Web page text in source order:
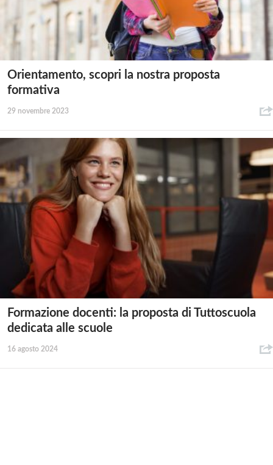
Orientamento, scopri la nostra proposta
formativa
29 novembre 2023
Formazione docenti: la proposta di Tuttoscuola
dedicata alle scuole
16 agosto 2024